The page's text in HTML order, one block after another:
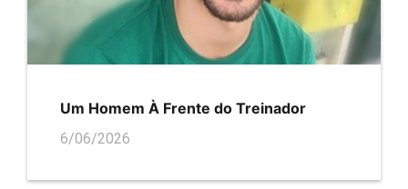
Um Homem À Frente do Treinador
6/06/2026